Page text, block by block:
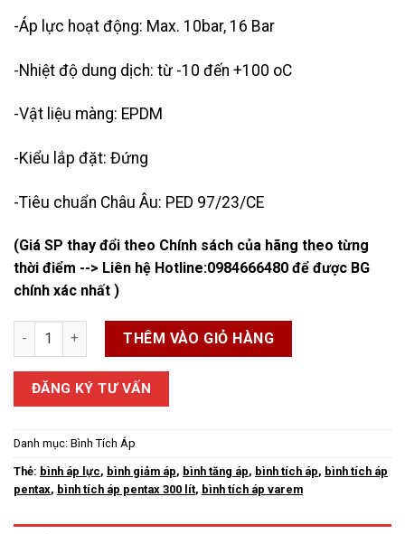
-Áp lực hoạt động: Max. 10bar, 16 Bar
-Nhiệt độ dung dịch: từ -10 đến +100 oC
-Vật liệu màng: EPDM
-Kiểu lắp đặt: Đứng
-Tiêu chuẩn Châu Âu: PED 97/23/CE
(Giá SP thay đổi theo Chính sách của hãng theo từng
thời điểm --> Liên hệ Hotline:0984666480 để được BG
chính xác nhất )
Bình Tích Áp Pentax số lượngTHÊM VÀO GIỎ HÀNG
ĐĂNG KÝ TƯ VẤN
Danh mục: Bình Tích Áp
Thẻ: bình áp lực, bình giảm áp, bình tăng áp, bình tích áp, bình tích áp
pentax, bình tích áp pentax 300 lít, bình tích áp varem